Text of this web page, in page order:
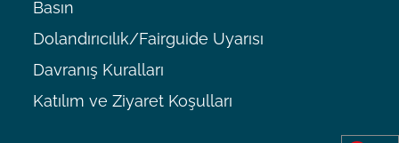
Basın
Dolandırıcılık/Fairguide Uyarısı
Davranış Kuralları
Katılım ve Ziyaret Koşulları